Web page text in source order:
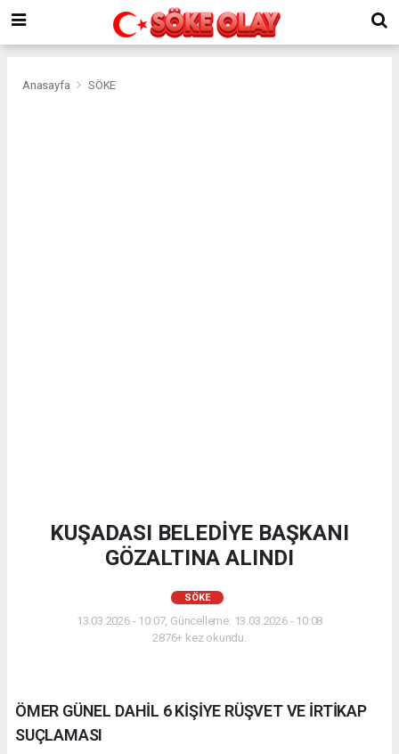
Anasayfa SÖKE
KUŞADASI BELEDİYE BAŞKANI
GÖZALTINA ALINDI
SÖKE
13.03.2026 - 10:07, Güncelleme: 13.03.2026 - 10:08
2876+ kez okundu.
ÖMER GÜNEL DAHİL 6 KİŞİYE RÜŞVET VE İRTİKAP
SUÇLAMASI